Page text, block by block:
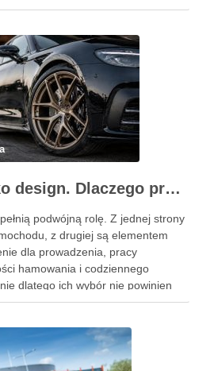
rozpoznać objawy uszkodzonego
Felgi to nie tylko design. Dlaczego profesjonalny dobór jest ważniejszy niż niska cena na aukcji?
podwójną rolę. Z jednej strony
z drugiej są elementem
dla prowadzenia, pracy
hamowania i codziennego
dlatego ich wybór nie powinien
do wzoru, koloru albo okazji